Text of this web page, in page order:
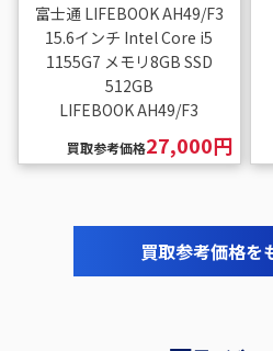
富士通 LIFEBOOK AH49/F3
15.6インチ Intel Core i5
1155G7 メモリ8GB SSD
512GB
LIFEBOOK AH49/F3
買取参考価格27,000円
買取参考価格を